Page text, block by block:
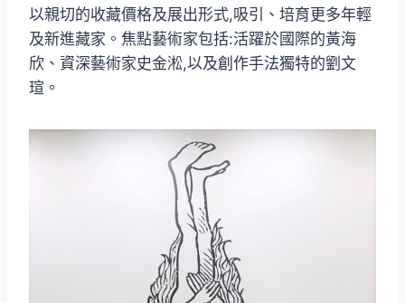
以親切的收藏價格及展出形式,吸引、培育更多年輕
及新進藏家。焦點藝術家包括:活躍於國際的黃海
欣、資深藝術家史金淞,以及創作手法獨特的劉文
瑄。